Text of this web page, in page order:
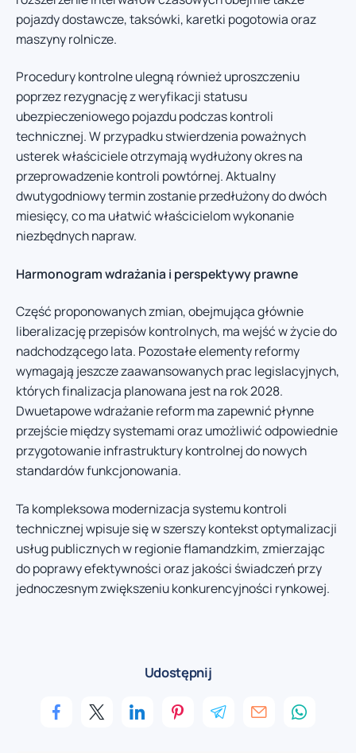
pojazdy dostawcze, taksówki, karetki pogotowia oraz
maszyny rolnicze.
Procedury kontrolne ulegną również uproszczeniu
poprzez rezygnację z weryfikacji statusu
ubezpieczeniowego pojazdu podczas kontroli
technicznej. W przypadku stwierdzenia poważnych
usterek właściciele otrzymają wydłużony okres na
przeprowadzenie kontroli powtórnej. Aktualny
dwutygodniowy termin zostanie przedłużony do dwóch
miesięcy, co ma ułatwić właścicielom wykonanie
niezbędnych napraw.
Harmonogram wdrażania i perspektywy prawne
Część proponowanych zmian, obejmująca głównie
liberalizację przepisów kontrolnych, ma wejść w życie do
nadchodzącego lata. Pozostałe elementy reformy
wymagają jeszcze zaawansowanych prac legislacyjnych,
których finalizacja planowana jest na rok 2028.
Dwuetapowe wdrażanie reform ma zapewnić płynne
przejście między systemami oraz umożliwić odpowiednie
przygotowanie infrastruktury kontrolnej do nowych
standardów funkcjonowania.
Ta kompleksowa modernizacja systemu kontroli
technicznej wpisuje się w szerszy kontekst optymalizacji
usług publicznych w regionie flamandzkim, zmierzając
do poprawy efektywności oraz jakości świadczeń przy
jednoczesnym zwiększeniu konkurencyjności rynkowej.
Udostępnij